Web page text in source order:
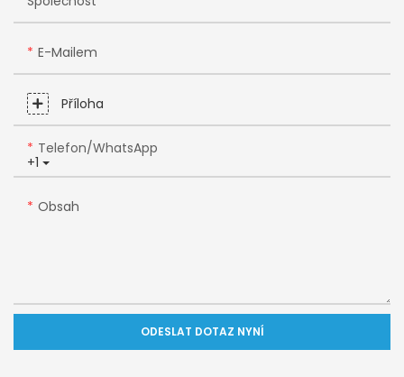
E-Mailem
Příloha
+1
Telefon/WhatsApp
Obsah
ODESLAT DOTAZ NYNÍ